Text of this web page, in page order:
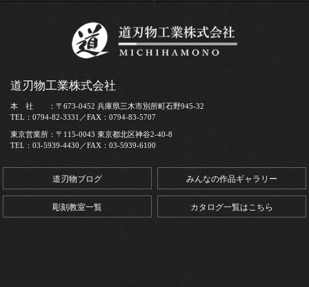
道刃物工業株式会社
本 社 ：〒673-0452 兵庫県三木市別所町石野945-32
TEL：0794-82-3331／FAX：0794-83-5707
東京営業所：〒115-0043 東京都北区神谷2-40-8
TEL：03-5939-4430／FAX：03-5939-6100
道刃物ブログ みんなの作品ギャラリー
彫刻教室一覧 カタログ一覧はこちら